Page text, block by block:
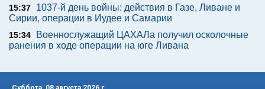
15:37
1037-й день войны: действия в Газе, Ливане и
Сирии, операции в Иудее и Самарии
15:34
Военнослужащий ЦАХАЛа получил осколочные
ранения в ходе операции на юге Ливана